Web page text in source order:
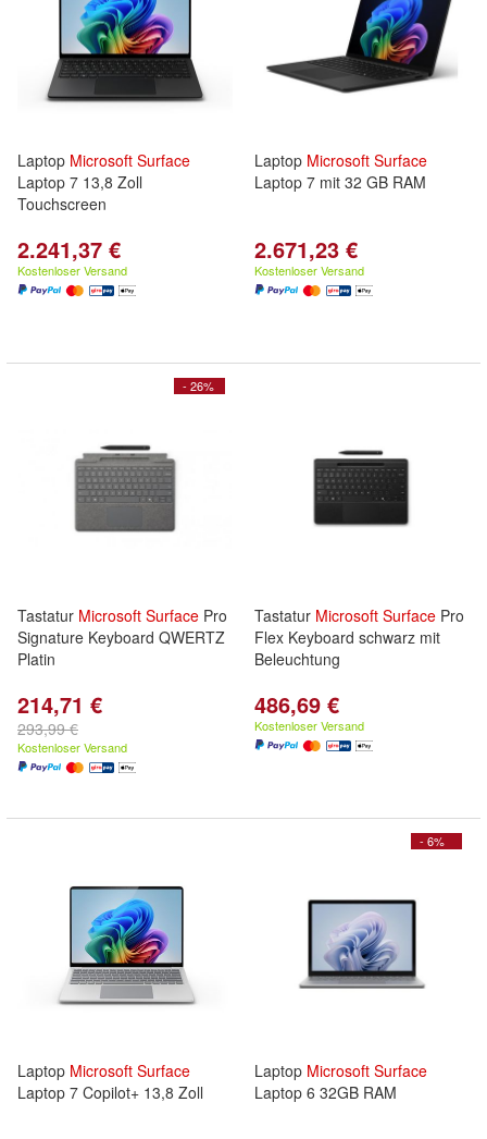
Laptop Microsoft Surface
Laptop 7 13,8 Zoll
Touchscreen
2.241,37 €
Kostenloser Versand
Laptop Microsoft Surface
Laptop 7 mit 32 GB RAM
2.671,23 €
Kostenloser Versand
- 26%
Tastatur Microsoft Surface Pro
Signature Keyboard QWERTZ
Platin
214,71 €
293,99 €
Kostenloser Versand
Tastatur Microsoft Surface Pro
Flex Keyboard schwarz mit
Beleuchtung
486,69 €
Kostenloser Versand
Laptop Microsoft Surface
Laptop 7 Copilot+ 13,8 Zoll
- 6%
Laptop Microsoft Surface
Laptop 6 32GB RAM